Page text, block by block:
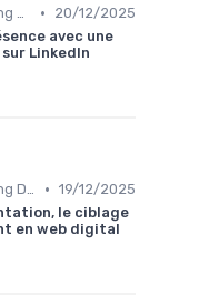
Stratégie de Marketing Digital •
20/12/2025
avec une
LinkedIn
Stratégie de Marketing Digital • 19/12/2025
le ciblage
en web digital